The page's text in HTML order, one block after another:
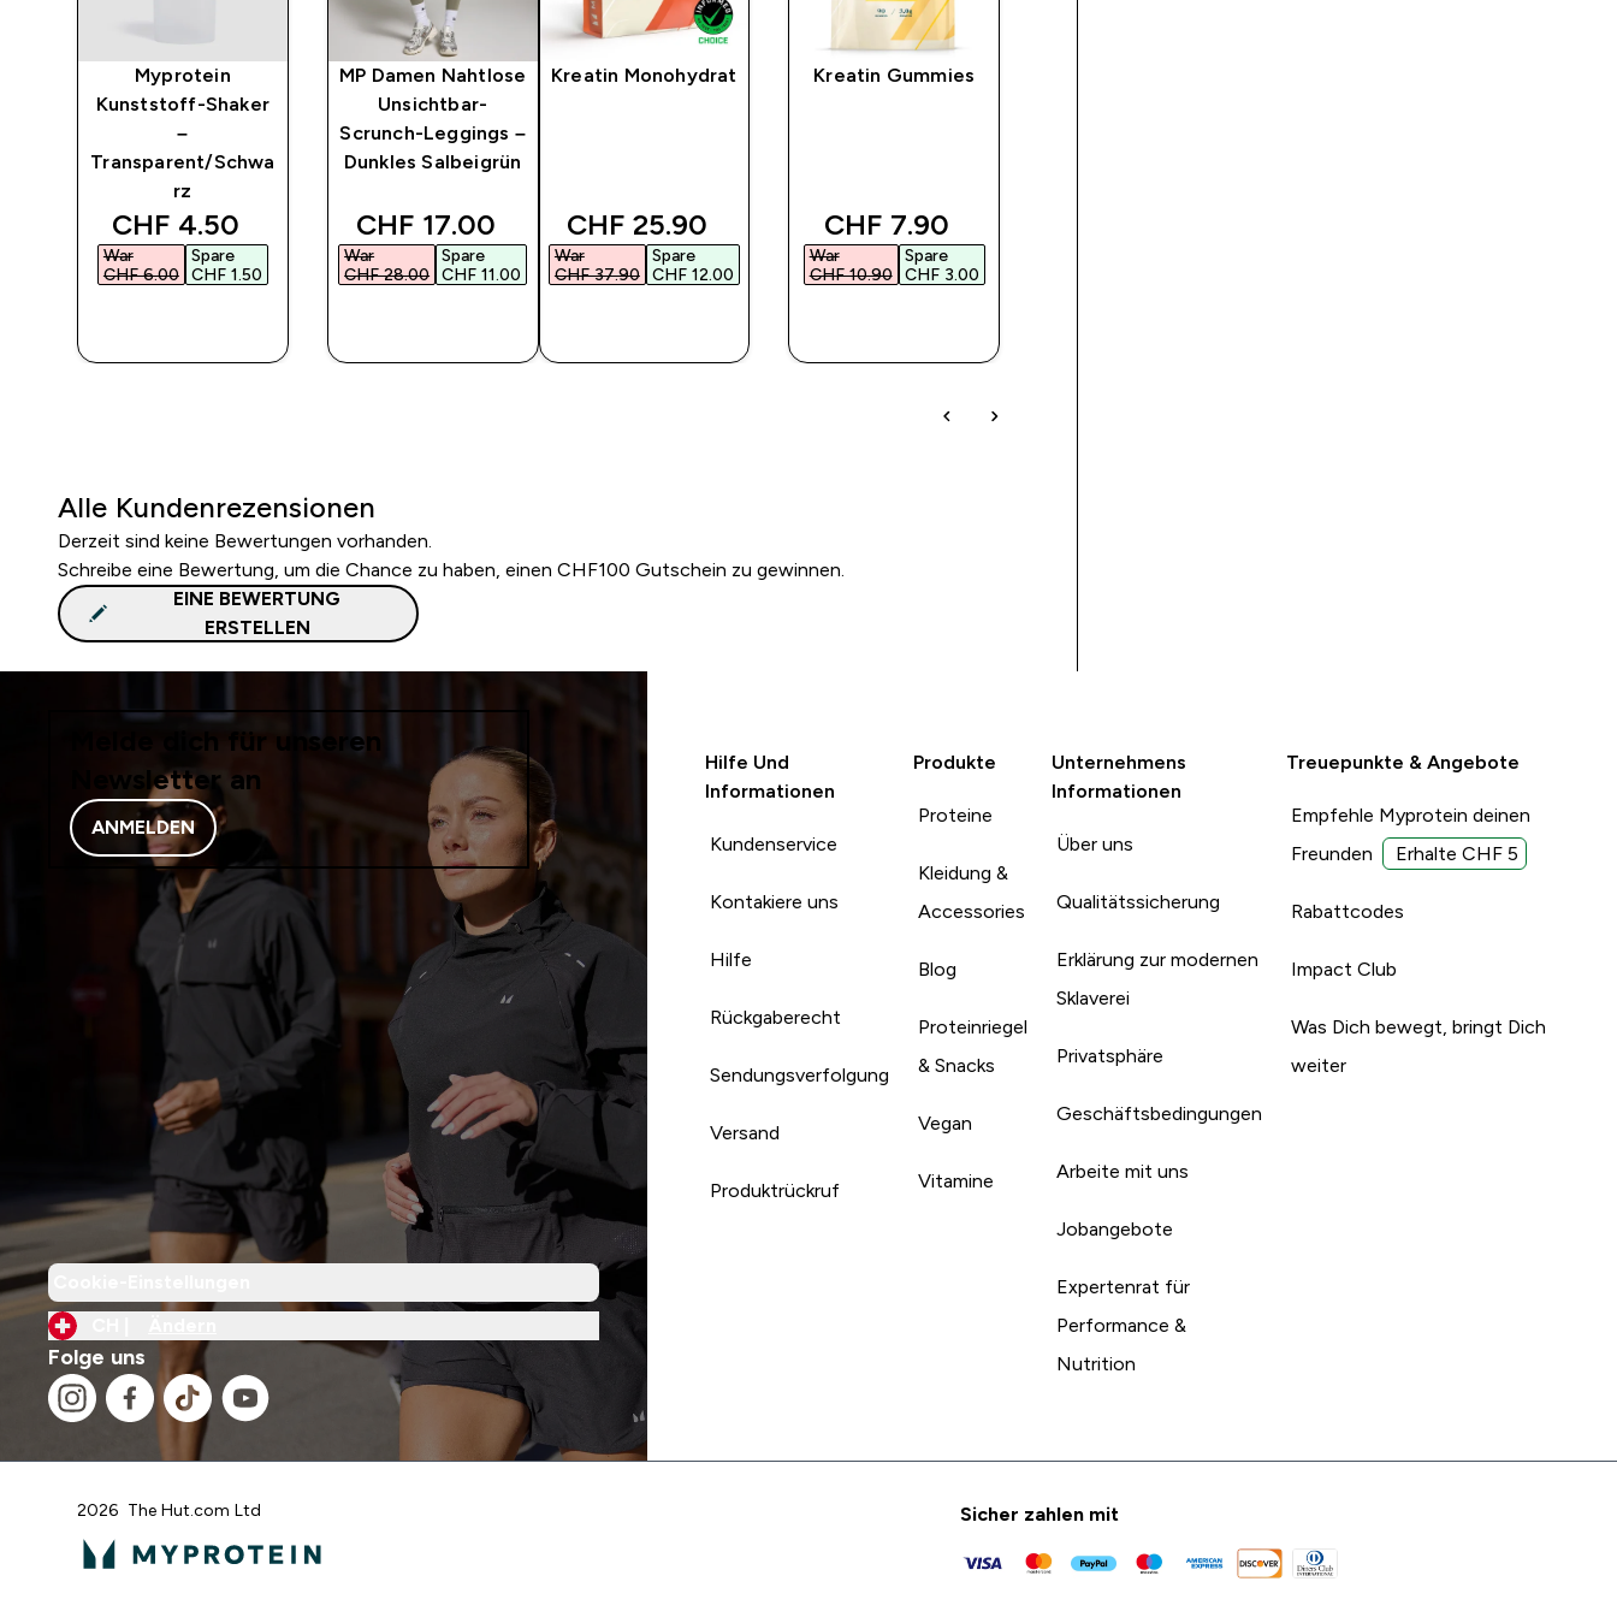
Myprotein
Kunststoff-Shaker
–
Transparent/Schwa
rz
discounted price
CHF 4.50‎
War
CHF 6.00‎
Spare
CHF 1.50‎
MP Damen Nahtlose
Unsichtbar-
Scrunch-Leggings –
Dunkles Salbeigrün
discounted price
CHF 17.00‎
War
CHF 28.00‎
Spare
CHF 11.00‎
Kreatin Monohydrat
discounted price
CHF 25.90‎
War
CHF 37.90‎
Spare
CHF 12.00‎
Kreatin Gummies
discounted price
CHF 7.90‎
War
CHF 10.90‎
Spare
CHF 3.00‎
Alle Kundenrezensionen
Derzeit sind keine Bewertungen vorhanden.
Schreibe eine Bewertung, um die Chance zu haben, einen CHF100 Gutschein zu gewinnen.
EINE BEWERTUNG
ERSTELLEN
Melde dich für unseren
Newsletter an
ANMELDEN
Folge uns
Hilfe Und
Informationen
Kundenservice
Kontakiere uns
Hilfe
Rückgaberecht
Sendungsverfolgung
Versand
Produktrückruf
Produkte
Proteine
Kleidung &
Accessories
Blog
Proteinriegel
& Snacks
Vegan
Vitamine
Unternehmens
Informationen
Über uns
Qualitätssicherung
Erklärung zur modernen
Sklaverei
Privatsphäre
Geschäftsbedingungen
Arbeite mit uns
Jobangebote
Expertenrat für
Performance &
Nutrition
Treuepunkte & Angebote
Empfehle Myprotein deinen
Freunden
Erhalte CHF 5
Rabattcodes
Impact Club
Was Dich bewegt, bringt Dich
weiter
2026 The Hut.com Ltd Sicher zahlen mit